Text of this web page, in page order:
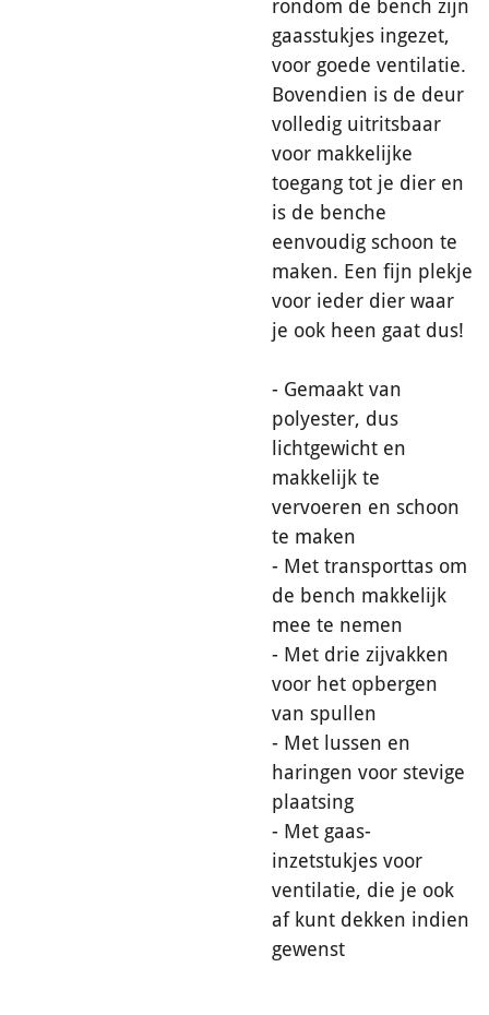
rondom de bench zijn
gaasstukjes ingezet,
voor goede ventilatie.
Bovendien is de deur
volledig uitritsbaar
voor makkelijke
toegang tot je dier en
is de benche
eenvoudig schoon te
maken. Een fijn plekje
voor ieder dier waar
je ook heen gaat dus!
- Gemaakt van
polyester, dus
lichtgewicht en
makkelijk te
vervoeren en schoon
te maken
- Met transporttas om
de bench makkelijk
mee te nemen
- Met drie zijvakken
voor het opbergen
van spullen
- Met lussen en
haringen voor stevige
plaatsing
- Met gaas-
inzetstukjes voor
ventilatie, die je ook
af kunt dekken indien
gewenst